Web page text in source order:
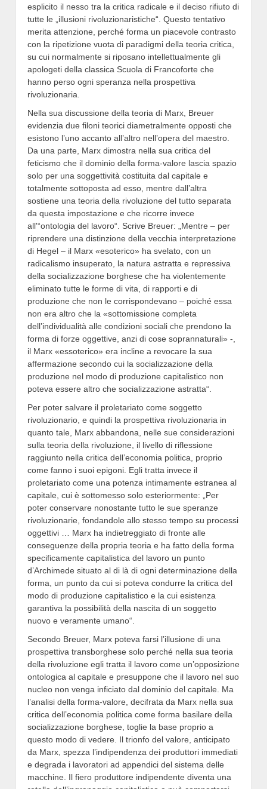
esplicito il nesso tra la critica radicale e il deciso rifiuto di
tutte le „illusioni rivoluzionaristiche“. Questo tentativo
merita attenzione, perché forma un piacevole contrasto
con la ripetizione vuota di paradigmi della teoria critica,
su cui normalmente si riposano intellettualmente gli
apologeti della classica Scuola di Francoforte che
hanno perso ogni speranza nella prospettiva
rivoluzionaria.
Nella sua discussione della teoria di Marx, Breuer
evidenzia due filoni teorici diametralmente opposti che
esistono l’uno accanto all’altro nell’opera del maestro.
Da una parte, Marx dimostra nella sua critica del
feticismo che il dominio della forma-valore lascia spazio
solo per una soggettività costituita dal capitale e
totalmente sottoposta ad esso, mentre dall’altra
sostiene una teoria della rivoluzione del tutto separata
da questa impostazione e che ricorre invece
all'“ontologia del lavoro“. Scrive Breuer: „Mentre – per
riprendere una distinzione della vecchia interpretazione
di Hegel – il Marx «esoterico» ha svelato, con un
radicalismo insuperato, la natura astratta e repressiva
della socializzazione borghese che ha violentemente
eliminato tutte le forme di vita, di rapporti e di
produzione che non le corrispondevano – poiché essa
non era altro che la «sottomissione completa
dell’individualità alle condizioni sociali che prendono la
forma di forze oggettive, anzi di cose soprannaturali» -,
il Marx «essoterico» era incline a revocare la sua
affermazione secondo cui la socializzazione della
produzione nel modo di produzione capitalistico non
poteva essere altro che socializzazione astratta“.
Per poter salvare il proletariato come soggetto
rivoluzionario, e quindi la prospettiva rivoluzionaria in
quanto tale, Marx abbandona, nelle sue considerazioni
sulla teoria della rivoluzione, il livello di riflessione
raggiunto nella critica dell’economia politica, proprio
come fanno i suoi epigoni. Egli tratta invece il
proletariato come una potenza intimamente estranea al
capitale, cui è sottomesso solo esteriormente: „Per
poter conservare nonostante tutto le sue speranze
rivoluzionarie, fondandole allo stesso tempo su processi
oggettivi … Marx ha indietreggiato di fronte alle
conseguenze della propria teoria e ha fatto della forma
specificamente capitalistica del lavoro un punto
d’Archimede situato al di là di ogni determinazione della
forma, un punto da cui si poteva condurre la critica del
modo di produzione capitalistico e la cui esistenza
garantiva la possibilità della nascita di un soggetto
nuovo e veramente umano“.
Secondo Breuer, Marx poteva farsi l’illusione di una
prospettiva transborghese solo perché nella sua teoria
della rivoluzione egli tratta il lavoro come un’opposizione
ontologica al capitale e presuppone che il lavoro nel suo
nucleo non venga inficiato dal dominio del capitale. Ma
l’analisi della forma-valore, decifrata da Marx nella sua
critica dell’economia politica come forma basilare della
socializzazione borghese, toglie la base proprio a
questo modo di vedere. Il trionfo del valore, anticipato
da Marx, spezza l’indipendenza dei produttori immediati
e degrada i lavoratori ad appendici del sistema delle
macchine. Il fiero produttore indipendente diventa una